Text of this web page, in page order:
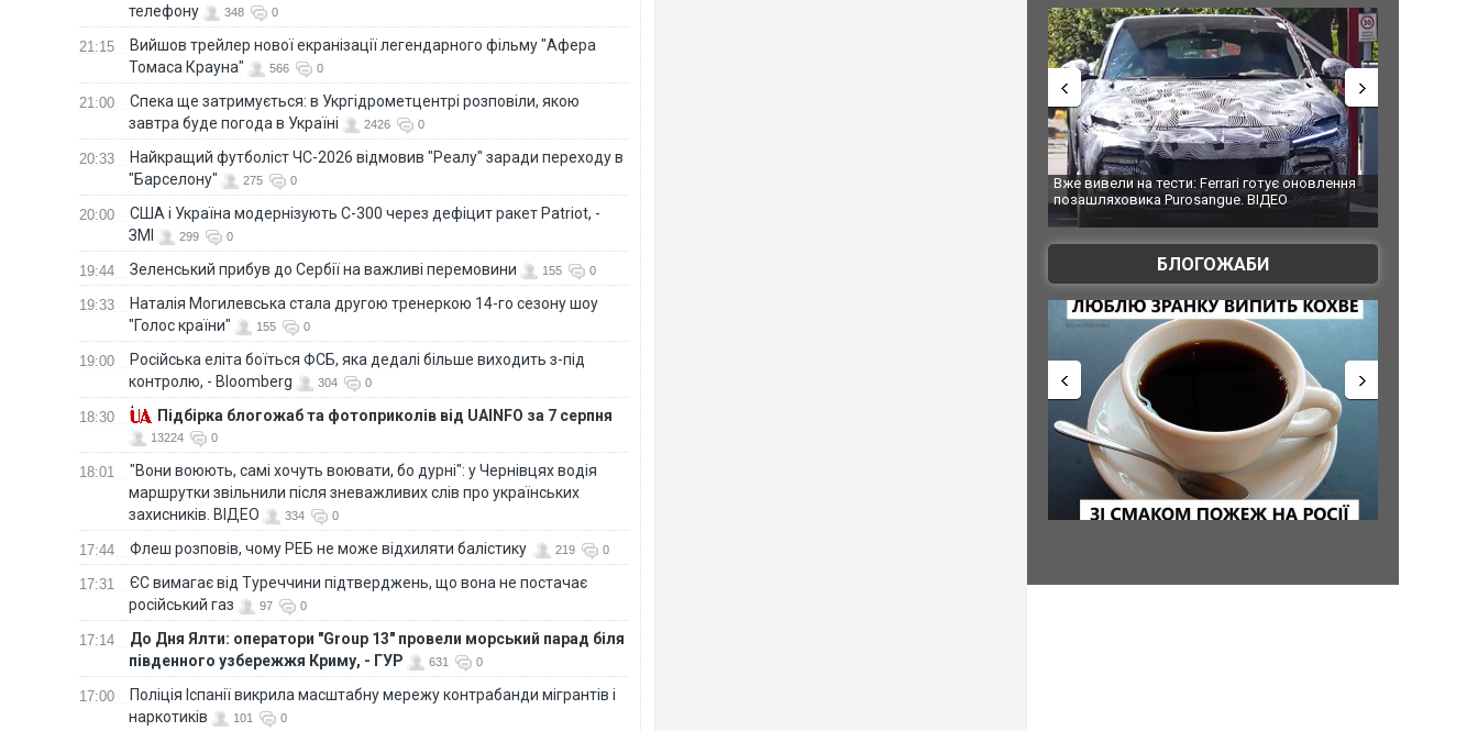
телефону
348 0
21:15
Вийшов трейлер нової екранізації легендарного фільму "Афера
Томаса Крауна"
566 0
21:00
Спека ще затримується: в Укргідрометцентрі розповіли, якою
завтра буде погода в Україні
2426 0
20:33
Найкращий футболіст ЧС-2026 відмовив "Реалу" заради переходу в
"Барселону"
275 0
20:00
США і Україна модернізують С-300 через дефіцит ракет Patriot, -
ЗМІ
299 0
19:44 Зеленський прибув до Сербії на важливі перемовини 155 0
19:33
Наталія Могилевська стала другою тренеркою 14-го сезону шоу
"Голос країни"
155 0
19:00
Російська еліта боїться ФСБ, яка дедалі більше виходить з-під
контролю, - Bloomberg
304 0
18:30 Підбірка блогожаб та фотоприколів від UAINFO за 7 серпня
13224 0
18:01
"Вони воюють, самі хочуть воювати, бо дурні": у Чернівцях водія
маршрутки звільнили після зневажливих слів про українських
захисників. ВІДЕО
334 0
17:44 Флеш розповів, чому РЕБ не може відхиляти балістику 219 0
17:31
ЄС вимагає від Туреччини підтверджень, що вона не постачає
російський газ
97 0
17:14
До Дня Ялти: оператори "Group 13" провели морський парад біля
південного узбережжя Криму, - ГУР
631 0
17:00
Поліція Іспанії викрила масштабну мережу контрабанди мігрантів і
наркотиків
101 0
Вже вивели на тести: Ferrari готує оновлення
позашляховика Purosangue. ВІДЕО
Вийшов трейлер нової
фільму "Афера Томаса
БЛОГОЖАБИ